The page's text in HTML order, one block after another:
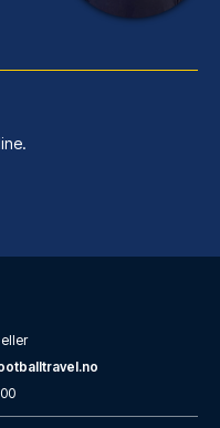
Casual Hoteles
eller